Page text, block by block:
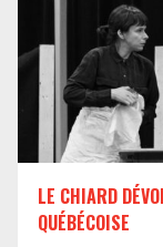
LE CHIARD
QUÉBÉCOISE